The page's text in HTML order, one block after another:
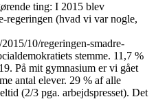
ting: I 2015 blev
regeringen (hvad vi var nogle,
10/regeringen-smadre-
stemme. 11,7 %
På mit gymnasium er vi gået
antal elever. 29 % af alle
(2/3 pga. arbejdspresset). Det